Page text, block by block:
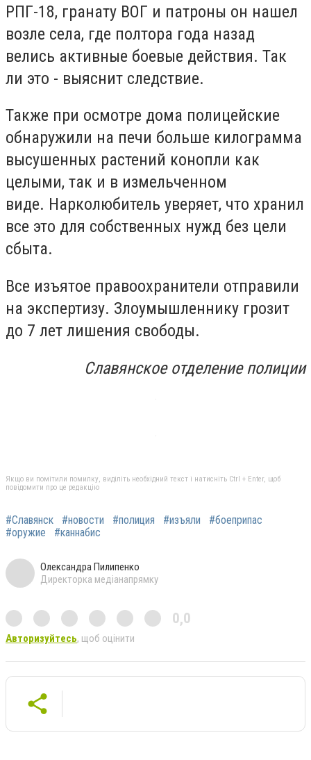
РПГ-18, гранату ВОГ и патроны он нашел
возле села, где полтора года назад
велись активные боевые действия. Так
ли это - выяснит следствие.
Также при осмотре дома полицейские
обнаружили на печи больше килограмма
высушенных растений конопли как
целыми, так и в измельченном
виде. Нарколюбитель уверяет, что хранил
все это для собственных нужд без цели
сбыта.
Все изъятое правоохранители отправили
на экспертизу. Злоумышленнику грозит
до 7 лет лишения свободы.
Славянское отделение полиции
Якщо ви помітили помилку, виділіть необхідний текст і натисніть Ctrl + Enter, щоб
повідомити про це редакцію
#Славянск #новости #полиция #изъяли
#боеприпас
#оружие
#каннабис
Олександра Пилипенко
Директорка медіанапрямку
0,0
Авторизуйтесь, щоб оцінити